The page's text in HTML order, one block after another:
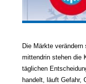
Die Märkte
mittendrin stehen die
täglichen
handelt, läuft Gefahr,